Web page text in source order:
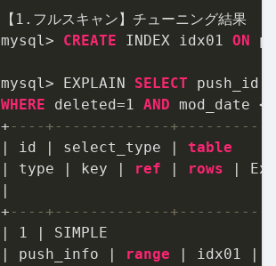
【 1. フルスキャン】チューニング結果
mysql> CREATE INDEX idx01 ON
mysql> EXPLAIN SELECT push_id
WHERE deleted=1 AND mod_date <
+ ----+-------------
id select_type
table
type key ref rows
+ ----+-------------
1
push_info range idx01